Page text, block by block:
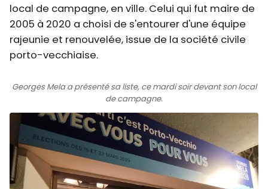
local de campagne, en ville. Celui qui fut maire de
2005 à 2020 a choisi de s'entourer d'une équipe
rajeunie et renouvelée, issue de la société civile
porto-vecchiaise.
Georges Mela a présenté sa liste, ce mardi soir devant son local
de campagne.